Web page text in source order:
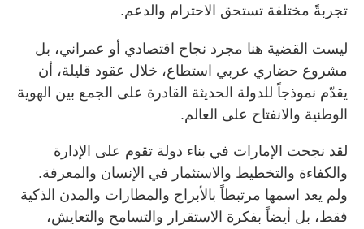
تجربةً مختلفة تستحق الاحترام والدعم.
ليست القضية هنا مجرد نجاح اقتصادي أو عمراني، بل
مشروع حضاري عربي استطاع، خلال عقود قليلة، أن
يقدّم نموذجاً للدولة الحديثة القادرة على الجمع بين الهوية
الوطنية والانفتاح على العالم.
لقد نجحت الإمارات في بناء دولة تقوم على الإدارة
والكفاءة والتخطيط والاستثمار في الإنسان والمعرفة.
ولم يعد اسمها مرتبطاً بالأبراج والمطارات والمدن الذكية
فقط، بل أيضاً بفكرة الاستقرار والتسامح والتعايش،